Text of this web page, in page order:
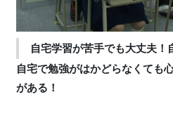
自宅学習が苦手でも大丈夫！
自宅で勉強がはかどらなくても
がある！